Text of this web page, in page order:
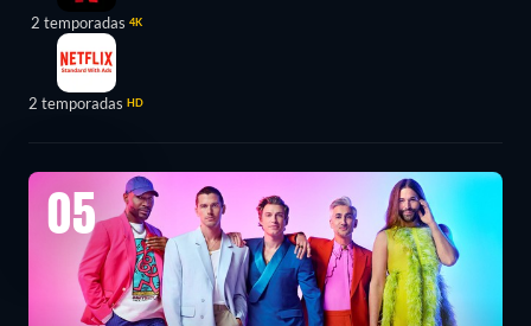
2 temporadas 4K
2 temporadas HD
05